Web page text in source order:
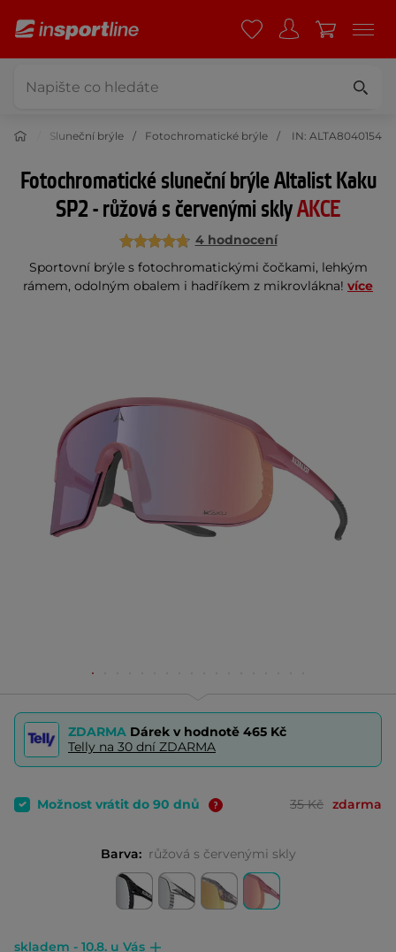
Sluneční brýle Fotochromatické brýle IN: ALTA8040154
Fotochromatické sluneční brýle Altalist Kaku
SP2 - růžová s červenými sklyAKCE
4 hodnocení
Sportovní brýle s fotochromatickými čočkami, lehkým
rámem, odolným obalem i hadříkem z mikrovlákna! více
ZDARMA Dárek v hodnotě 465 Kč
Telly na 30 dní ZDARMA
Možnost vrátit do 90 dnů 35 Kč zdarma
Barva: růžová s červenými skly
skladem - 10.8. u Vás